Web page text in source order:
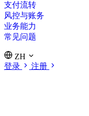
支付流转
风控与账务
业务能力
常见问题
ZH
登录
注册